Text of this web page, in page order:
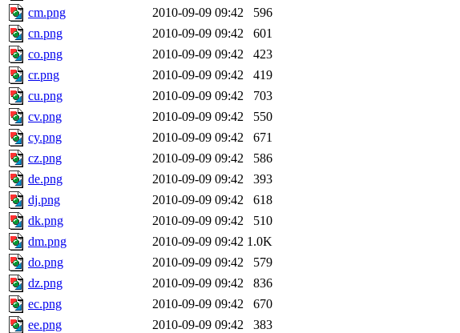
cm.png
2010-09-09 09:42
596
cn.png
2010-09-09 09:42
601
co.png
2010-09-09 09:42
423
cr.png
2010-09-09 09:42
419
cu.png
2010-09-09 09:42
703
cv.png
2010-09-09 09:42
550
cy.png
2010-09-09 09:42
671
cz.png
2010-09-09 09:42
586
de.png
2010-09-09 09:42
393
dj.png
2010-09-09 09:42
618
dk.png
2010-09-09 09:42
510
dm.png
2010-09-09 09:42 1.0K
do.png
2010-09-09 09:42
579
dz.png
2010-09-09 09:42
836
ec.png
2010-09-09 09:42
670
ee.png
2010-09-09 09:42
383